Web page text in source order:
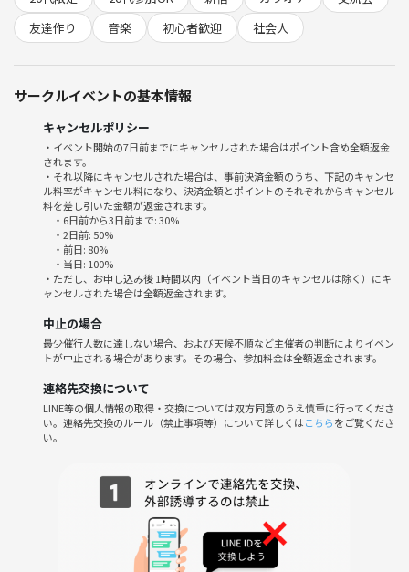
そんな方ぜひどうぞ✨
🎤この会について
主催自身も、人前で歌ったり話すのが少し緊張するタイプです🥺
そのためこの会では、
歌の上手さではなく
“楽しく過ごすこと”を大切にしています✨
✔ 初心者大歓迎
✔ 聞き専OK
✔ 話すのが苦手な方もOK
順番に歌ったり、ゆるく会話しながら楽しむスタイルです🎶
音楽を通して、無理なく楽しめる場にしたいと思っています
26歳女性が主催しているため、
女性の方も安心して参加しやすい会です
主催がフォローするので、
1人参加の方も安心してご参加ください✨
友達作り
音楽 初心者歓迎 社会人
サークルイベントの基本情報
キャンセルポリシー
・イベント開始の7日前までにキャンセルされた場合はポイント含め全額返金
されます。
・それ以降にキャンセルされた場合は、事前決済金額のうち、下記のキャンセ
ル料率がキャンセル料になり、決済金額とポイントのそれぞれからキャンセル
料を差し引いた金額が返金されます。
・6日前から3日前まで: 30%
・2日前: 50%
・前日: 80%
・当日: 100%
・ただし、お申し込み後 1時間以内（イベント当日のキャンセルは除く）にキ
ャンセルされた場合は全額返金されます。
中止の場合
最少催行人数に達しない場合、および天候不順など主催者の判断によりイベン
トが中止される場合があります。その場合、参加料金は全額返金されます。
連絡先交換について
LINE等の個人情報の取得・交換については双方同意のうえ慎重に行ってくださ
い。連絡先交換のルール（禁止事項等）について詳しくはこちらをご覧くださ
い。